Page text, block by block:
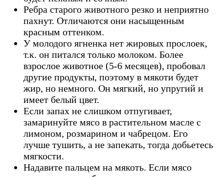
Ребра старого животного резко и неприятно
пахнут. Отличаются они насыщенным
красным оттенком.
У молодого ягненка нет жировых прослоек,
т.к. он питался только молоком. Более
взрослое животное (5-6 месяцев), пробовал
другие продукты, поэтому в мякоти будет
жир, но немного. Он мягкий, но упругий и
имеет белый цвет.
Если запах не слишком отпугивает,
замаринуйте мясо в растительном масле с
лимоном, розмарином и чабрецом. Его
лучше тушить, а не запекать, тогда добьетесь
мягкости.
Надавите пальцем на мякоть. Если мясо